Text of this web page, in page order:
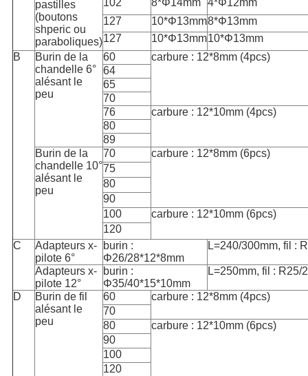
pastilles
(boutons
shperic ou
paraboliques)
102 8*Φ14mm 4*Φ12mm
127
10*Φ13mm8*Φ13mm
127
10*Φ13mm10*Φ13mm
B
Burin de la
chandelle 6°
alésant le
peu
60
carbure : 12*8mm (4pcs)
64
65
70
76
carbure : 12*10mm (4pcs)
80
89
Burin de la
chandelle 10°
alésant le
peu
70
carbure : 12*8mm (6pcs)
75
80
90
100
carbure : 12*10mm (6pcs)
120
C
Adapteurs x-
pilote 6°
burin :
Φ26/28*12*8mm
L=240/300mm, fil :
Adapteurs x-
pilote 12°
burin :
Φ35/40*15*10mm
L=250mm, fil : R25/
D
Burin de fil
alésant le
peu
60
carbure : 12*8mm (4pcs)
70
80
carbure : 12*10mm (6pcs)
90
100
120